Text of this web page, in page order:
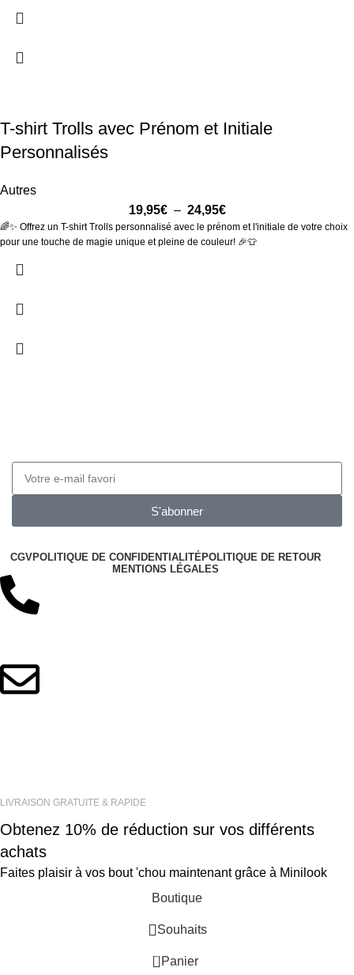
T-shirt Trolls avec Prénom et Initiale
Personnalisés
Autres
19,95€ – 24,95€
🌈✨ Offrez un T-shirt Trolls personnalisé avec le prénom et l'initiale de votre choix
pour une touche de magie unique et pleine de couleur! 🎉👕
S'abonner
CGVPOLITIQUE DE CONFIDENTIALITÉPOLITIQUE DE RETOUR
MENTIONS LÉGALES
LIVRAISON GRATUITE & RAPIDE
Obtenez 10% de réduction sur vos différents
achats
Faites plaisir à vos bout 'chou maintenant grâce à Minilook
Boutique
Souhaits
0 Panier